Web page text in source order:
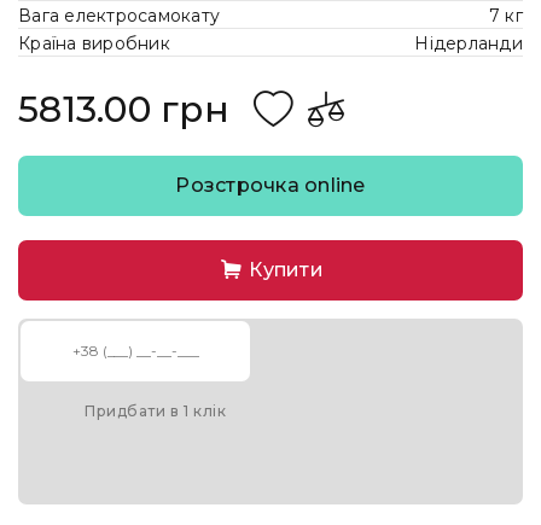
Вага електросамокату
7 кг
Країна виробник
Нідерланди
5813.00 грн
Розстрочка online
Купити
Придбати в 1 клік